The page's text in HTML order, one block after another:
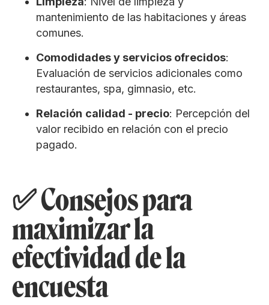
mantenimiento de las habitaciones y áreas
comunes.
Comodidades y servicios ofrecidos:
Evaluación de servicios adicionales como
restaurantes, spa, gimnasio, etc.
Relación calidad - precio: Percepción del
valor recibido en relación con el precio
pagado.
✅ Consejos para
maximizar la
efectividad de la
encuesta